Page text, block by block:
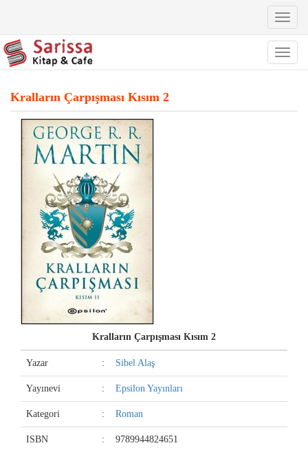
Toggle
Toggle
Kralların Çarpışması Kısım 2
Kralların Çarpışması Kısım 2
Yazar : Sibel Alaş
Yayınevi : Epsilon Yayınları
Kategori : Roman
ISBN : 9789944824651